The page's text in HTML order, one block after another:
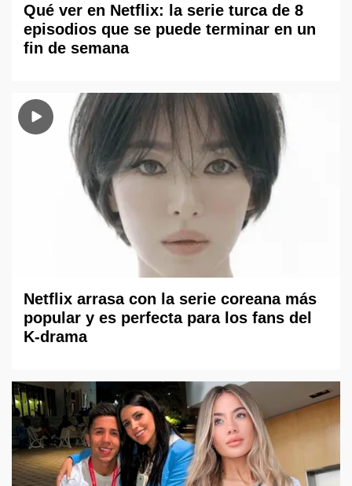
Qué ver en Netflix: la serie turca de 8
episodios que se puede terminar en un
fin de semana
Netflix arrasa con la serie coreana más
popular y es perfecta para los fans del
K-drama